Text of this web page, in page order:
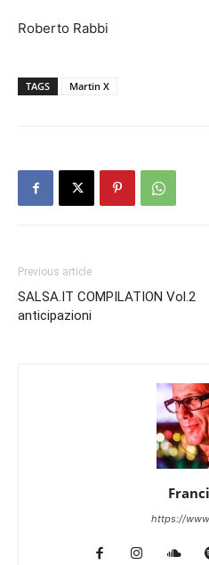
Roberto Rabbi
TAGS Martin X
Previous article
SALSA.IT COMPILATION Vol.2
anticipazioni
https://